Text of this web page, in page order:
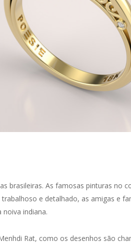
brasileiras. As famosas pinturas no
e detalhado, as amigas e
indiana.
Rat, como os desenhos são